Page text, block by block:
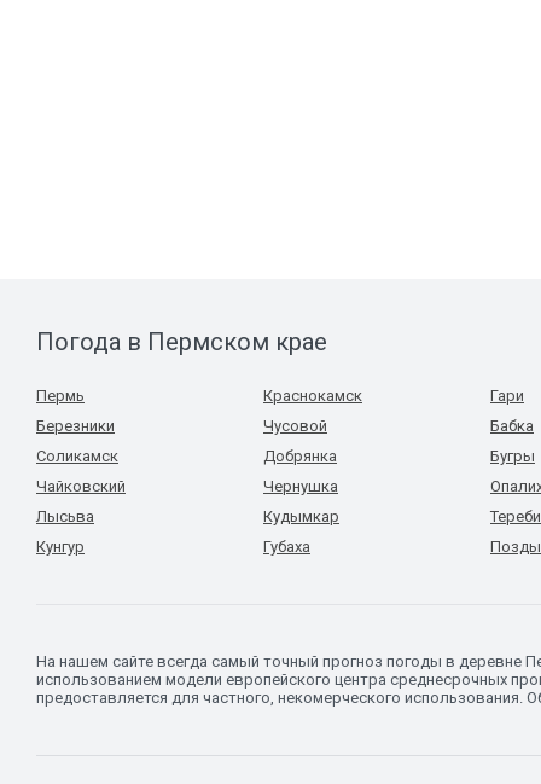
Погода в Пермском крае
Пермь
Березники
Соликамск
Чайковский
Лысьва
Кунгур
Краснокамск
Чусовой
Добрянка
Чернушка
Кудымкар
Губаха
Гари
Бабка
Бугры
На нашем сайте всегда самый точный прогноз погоды в деревне
использованием модели европейского центра среднесрочных
предоставляется для частного, некомерческого использования.